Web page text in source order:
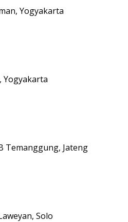
Yogyakarta
Yogyakarta
Temanggung, Jateng
Solo